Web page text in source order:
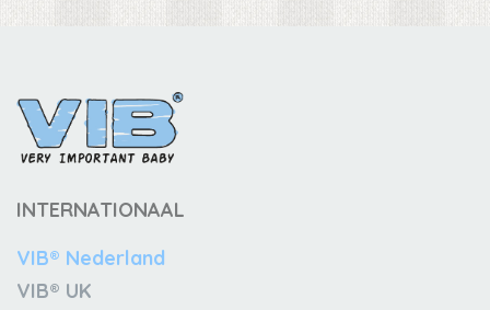
INTERNATIONAAL
VIB® Nederland
VIB® UK